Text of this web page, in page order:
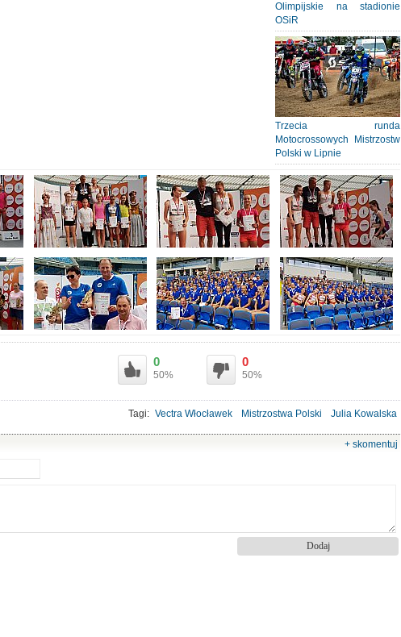
Olimpijskie na stadionie
OSiR
Trzecia runda
Motocrossowych Mistrzostw
Polski w Lipnie
0
50%
0
50%
Tagi: Vectra Włocławek Mistrzostwa Polski
Julia Kowalska
+ skomentuj